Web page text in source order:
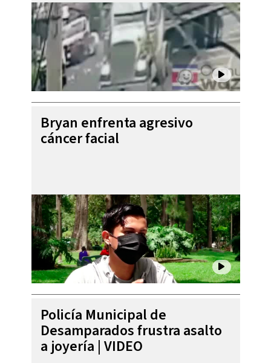
Bryan enfrenta agresivo
cáncer facial
Policía Municipal de
Desamparados frustra asalto
a joyería | VIDEO